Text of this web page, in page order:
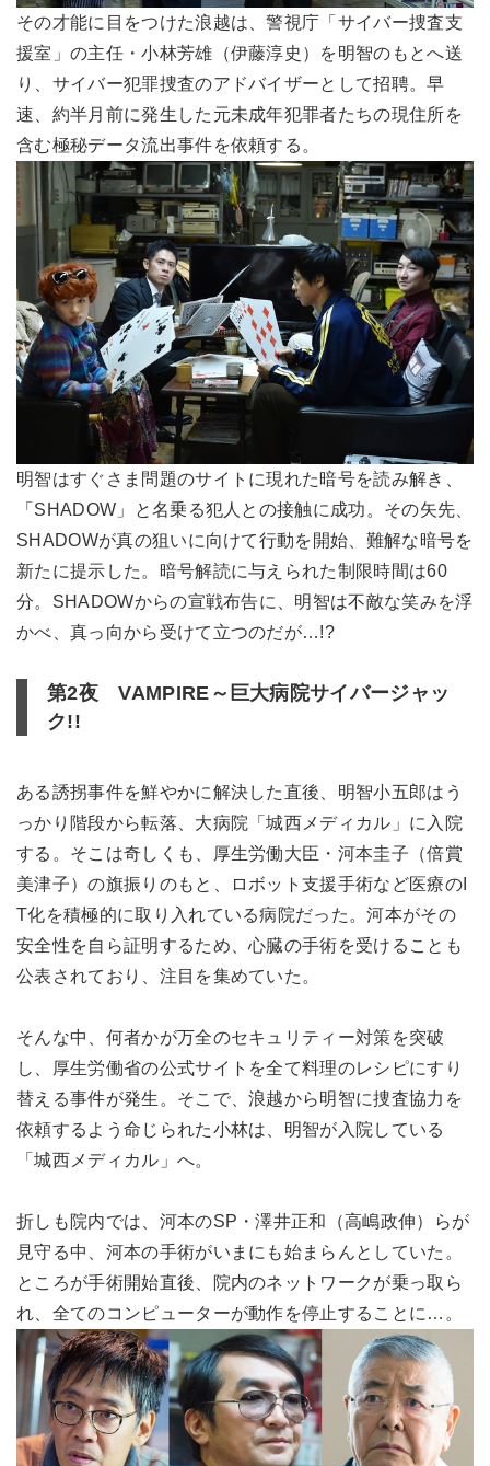
その才能に目をつけた浪越は、警視庁「サイバー捜査支
援室」の主任・小林芳雄（伊藤淳史）を明智のもとへ送
り、サイバー犯罪捜査のアドバイザーとして招聘。早
速、約半月前に発生した元未成年犯罪者たちの現住所を
含む極秘データ流出事件を依頼する。
明智はすぐさま問題のサイトに現れた暗号を読み解き、
「SHADOW」と名乗る犯人との接触に成功。その矢先、
SHADOWが真の狙いに向けて行動を開始、難解な暗号を
新たに提示した。暗号解読に与えられた制限時間は60
分。SHADOWからの宣戦布告に、明智は不敵な笑みを浮
かべ、真っ向から受けて立つのだが…!?
第2夜 VAMPIRE～巨大病院サイバージャッ
ク!!
ある誘拐事件を鮮やかに解決した直後、明智小五郎はう
っかり階段から転落、大病院「城西メディカル」に入院
する。そこは奇しくも、厚生労働大臣・河本圭子（倍賞
美津子）の旗振りのもと、ロボット支援手術など医療のI
T化を積極的に取り入れている病院だった。河本がその
安全性を自ら証明するため、心臓の手術を受けることも
公表されており、注目を集めていた。
そんな中、何者かが万全のセキュリティー対策を突破
し、厚生労働省の公式サイトを全て料理のレシピにすり
替える事件が発生。そこで、浪越から明智に捜査協力を
依頼するよう命じられた小林は、明智が入院している
「城西メディカル」へ。
折しも院内では、河本のSP・澤井正和（高嶋政伸）らが
見守る中、河本の手術がいまにも始まらんとしていた。
ところが手術開始直後、院内のネットワークが乗っ取ら
れ、全てのコンピューターが動作を停止することに…。